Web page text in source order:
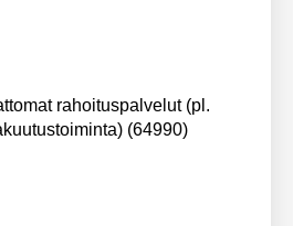
rahoituspalvelut (pl.
(64990)